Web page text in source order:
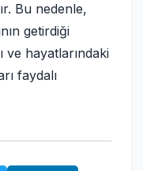
Bu nedenle,
getirdiği
ve hayatlarındaki
faydalı